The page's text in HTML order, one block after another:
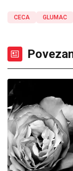
CECA GLUMAC